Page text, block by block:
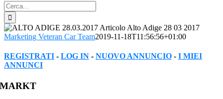
Cerca
per:
Marketing Veteran Car Team2019-11-18T11:56:56+01:00
REGISTRATI - LOG IN - NUOVO ANNUNCIO - I MIEI
ANNUNCI
Facebook
Twitter
Reddit
LinkedIn
WhatsApp
Tumblr
Pinterest
Vk
Xing
Email
MARKT